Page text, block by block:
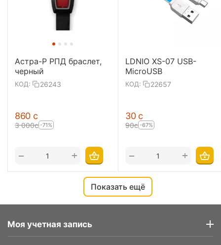
Астра-Р РПД браслет,
черный
КОД: 26243
‍860‍ с
3 000с -71%
+
−
LDNIO XS-07 USB-
MicroUSB
КОД: 22657
‍30‍ с
‍90‍с -67%
+
−
Показать ещё
Моя учетная запись